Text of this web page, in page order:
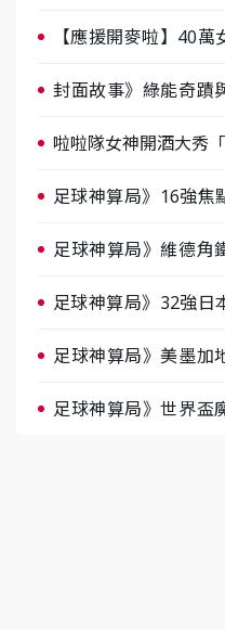
【應援開麥啦】40
封面故事》綠能奇蹟
啦啦隊女神開酒大秀
足球神算局》16強焦
足球神算局》維德
足球神算局》32強
足球神算局》美墨
足球神算局》世界盃